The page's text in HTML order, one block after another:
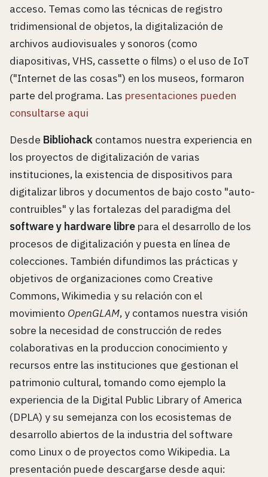
acceso. Temas como las técnicas de registro
tridimensional de objetos, la digitalización de
archivos audiovisuales y sonoros (como
diapositivas, VHS, cassette o films) o el uso de IoT
("Internet de las cosas") en los museos, formaron
parte del programa. Las presentaciones pueden
consultarse aqui
Desde Bibliohack contamos nuestra experiencia en
los proyectos de digitalización de varias
instituciones, la existencia de dispositivos para
digitalizar libros y documentos de bajo costo "auto-
contruibles" y las fortalezas del paradigma del
software y hardware libre para el desarrollo de los
procesos de digitalización y puesta en línea de
colecciones. También difundimos las prácticas y
objetivos de organizaciones como Creative
Commons, Wikimedia y su relación con el
movimiento OpenGLAM, y contamos nuestra visión
sobre la necesidad de construcción de redes
colaborativas en la produccion conocimiento y
recursos entre las instituciones que gestionan el
patrimonio cultural, tomando como ejemplo la
experiencia de la Digital Public Library of America
(DPLA) y su semejanza con los ecosistemas de
desarrollo abiertos de la industria del software
como Linux o de proyectos como Wikipedia. La
presentación puede descargarse desde aqui: